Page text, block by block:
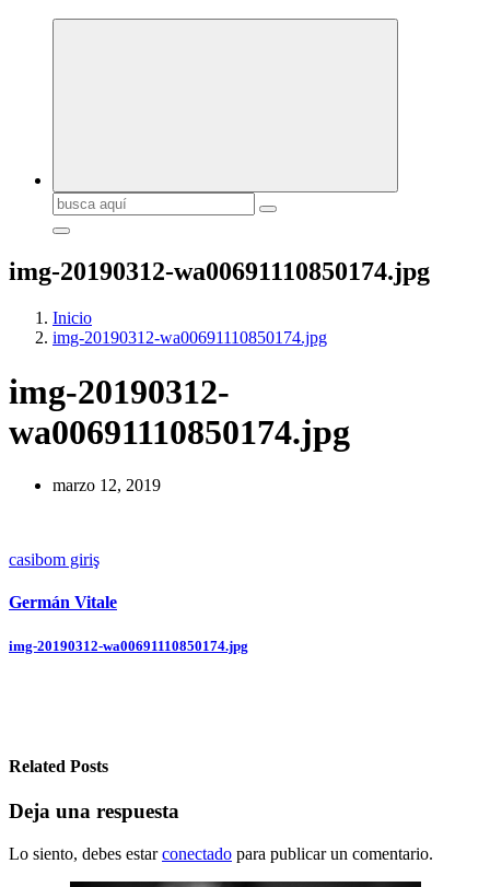
Buscar:
img-20190312-wa00691110850174.jpg
Inicio
img-20190312-wa00691110850174.jpg
img-20190312-
wa00691110850174.jpg
marzo 12, 2019
casibom giriş
Germán Vitale
Navegación
img-20190312-wa00691110850174.jpg
Related Posts
Deja una respuesta
Lo siento, debes estarconectado para publicar un comentario.